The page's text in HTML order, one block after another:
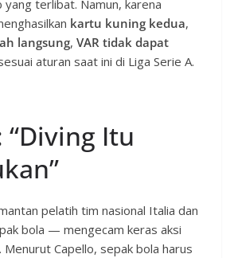
terlibat. Namun, karena
kartu kuning kedua,
langsung, VAR tidak dapat
aturan saat ini di Liga Serie A.
“Diving Itu
pelatih tim nasional Italia dan
bola — mengecam keras aksi
Capello, sepak bola harus